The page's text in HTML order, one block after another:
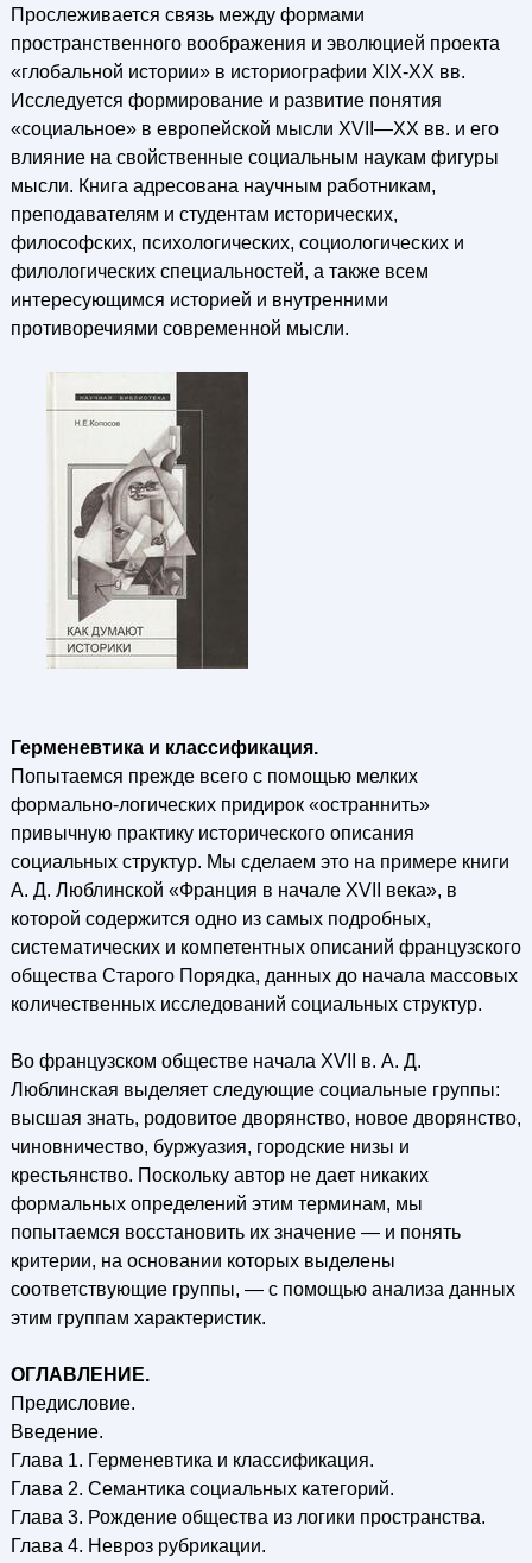
Прослеживается связь между формами
пространственного воображения и эволюцией проекта
«глобальной истории» в историографии XIX-XX вв.
Исследуется формирование и развитие понятия
«социальное» в европейской мысли XVII—XX вв. и его
влияние на свойственные социальным наукам фигуры
мысли. Книга адресована научным работникам,
преподавателям и студентам исторических,
философских, психологических, социологических и
филологических специальностей, а также всем
интересующимся историей и внутренними
противоречиями современной мысли.
Герменевтика и классификация.
Попытаемся прежде всего с помощью мелких
формально-логических придирок «остраннить»
привычную практику исторического описания
социальных структур. Мы сделаем это на примере книги
А. Д. Люблинской «Франция в начале XVII века», в
которой содержится одно из самых подробных,
систематических и компетентных описаний французского
общества Старого Порядка, данных до начала массовых
количественных исследований социальных структур.
Во французском обществе начала XVII в. А. Д.
Люблинская выделяет следующие социальные группы:
высшая знать, родовитое дворянство, новое дворянство,
чиновничество, буржуазия, городские низы и
крестьянство. Поскольку автор не дает никаких
формальных определений этим терминам, мы
попытаемся восстановить их значение — и понять
критерии, на основании которых выделены
соответствующие группы, — с помощью анализа данных
этим группам характеристик.
ОГЛАВЛЕНИЕ.
Предисловие.
Введение.
Глава 1. Герменевтика и классификация.
Глава 2. Семантика социальных категорий.
Глава 3. Рождение общества из логики пространства.
Глава 4. Невроз рубрикации.